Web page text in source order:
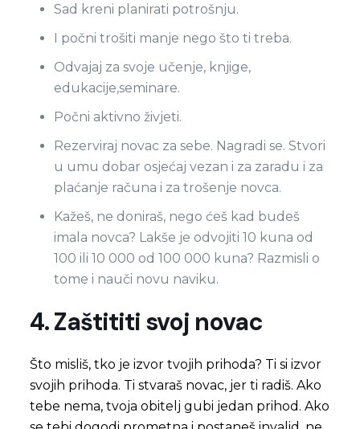
Sad kreni planirati potrošnju.
I počni trošiti manje nego što ti treba.
Odvajaj za svoje učenje, knjige,
edukacije,seminare.
Počni aktivno živjeti.
Rezerviraj novac za sebe. Nagradi se. Stvori
u umu dobar osjećaj vezan i za zaradu i za
plaćanje računa i za trošenje novca.
Kažeš, ne doniraš, nego ćeš kad budeš
imala novca? Lakše je odvojiti 10 kuna od
100 ili 10 000 od 100 000 kuna? Razmisli o
tome i nauči novu naviku.
4. Zaštititi svoj novac
Što misliš, tko je izvor tvojih prihoda? Ti si izvor
svojih prihoda. Ti stvaraš novac, jer ti radiš. Ako
tebe nema, tvoja obitelj gubi jedan prihod. Ako